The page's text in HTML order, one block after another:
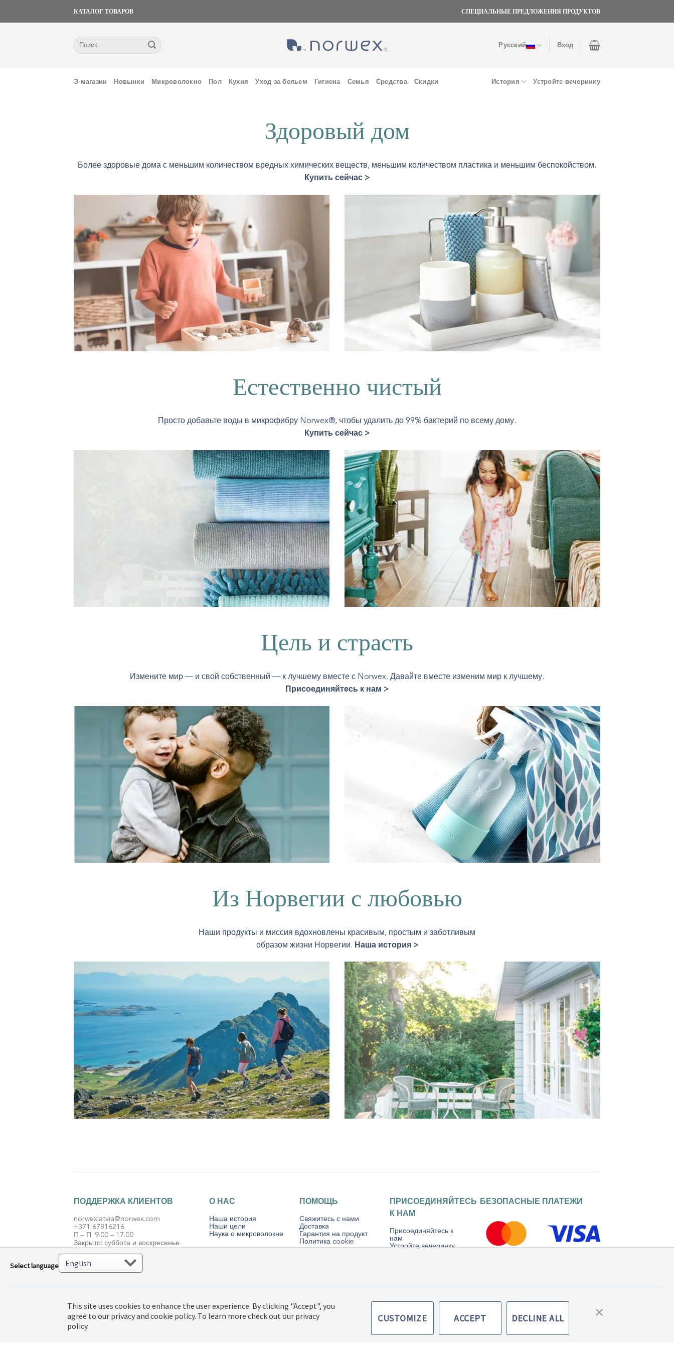
КАТАЛОГ ТОВАРОВ СПЕЦИАЛЬНЫЕ ПРЕДЛОЖЕНИЯ ПРОДУКТОВ
Искать: Русский Вход
Э-магазин Новынки Микроволокно Пол Кухня Уход за бельем Гигиена Семья Средства Скидки История Устройте вечеринку
Здоровый дом
Более здоровые дома с меньшим количеством вредных химических веществ, меньшим количеством пластика и меньшим беспокойством.
Купить сейчас >
Естественно чистый
Просто добавьте воды в микрофибру Norwex®, чтобы удалить до 99% бактерий по всему дому.
Купить сейчас >
Цель и страсть
Измените мир — и свой собственный — к лучшему вместе с Norwex. Давайте вместе изменим мир к лучшему.
Присоединяйтесь к нам >
Из Норвегии с любовью
Наши продукты и миссия вдохновлены красивым, простым и заботливым
образом жизни Норвегии. Наша история >
ПОДДЕРЖКА КЛИЕНТОВ
norwexlatvia@norwex.com
+371 67816216
П – П: 9.00 – 17.00
Закрыто: суббота и воскресенье
О НАС
Наша история
Наши цели
Наука о микроволокне
ПОМОЩЬ
Свяжитесь с нами
Доставка
Гарантия на продукт
Политика cookie
ПРИСОЕДИНЯЙТЕСЬ
К НАМ
Присоединяйтесь к
нам
Устройте вечеринку
БЕЗОПАСНЫЕ ПЛАТЕЖИ
© 2022 Norwex Baltic SIA, Все права
защищены.
Правила купли-
продажи товаров
Политика Правила использования сайта
Select language
This site uses cookies to enhance the user experience. By clicking "Accept", you
agree to our privacy and cookie policy. To learn more check out our privacy
policy.
CUSTOMIZE ACCEPT DECLINE ALL